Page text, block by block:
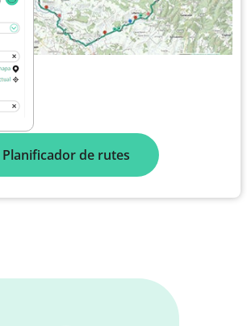
Planificador de rutes